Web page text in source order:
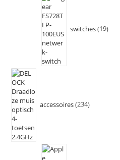
switches 19
accessoires 234